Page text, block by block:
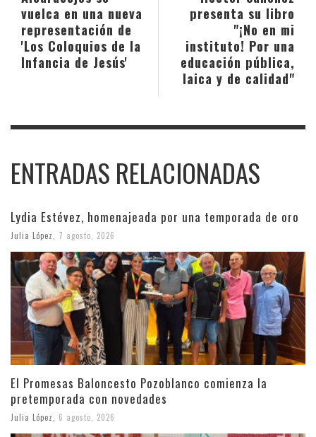
presenta su libro
"¡No en mi
instituto! Por una
educación pública,
laica y de calidad"
vuelca en una nueva
representación de
'Los Coloquios de la
Infancia de Jesús'
ENTRADAS RELACIONADAS
Lydia Estévez, homenajeada por una temporada de oro
Julia López 7 agosto, 2026
El Promesas Baloncesto Pozoblanco comienza la
pretemporada con novedades
Julia López 6 agosto, 2026